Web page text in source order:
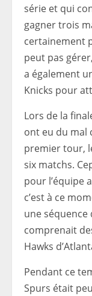
série et qui
gagner trois
certainement
peut pas
a également
Knicks pour
Lors de la
ont eu du mal
premier tour,
six matchs.
pour l’équipe
c’est à ce
une séquence
comprenait
Hawks
Pendant ce
Spurs était